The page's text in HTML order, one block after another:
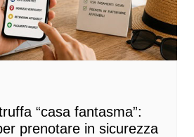
“casa fantasma”:
prenotare in sicurezza